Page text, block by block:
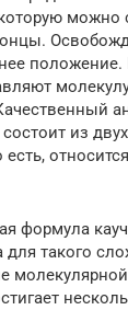
можно
из
формула
такого